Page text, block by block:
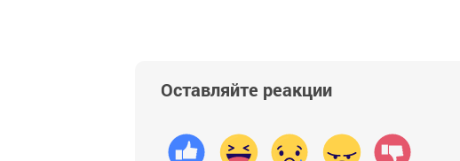
Оставляйте реакции